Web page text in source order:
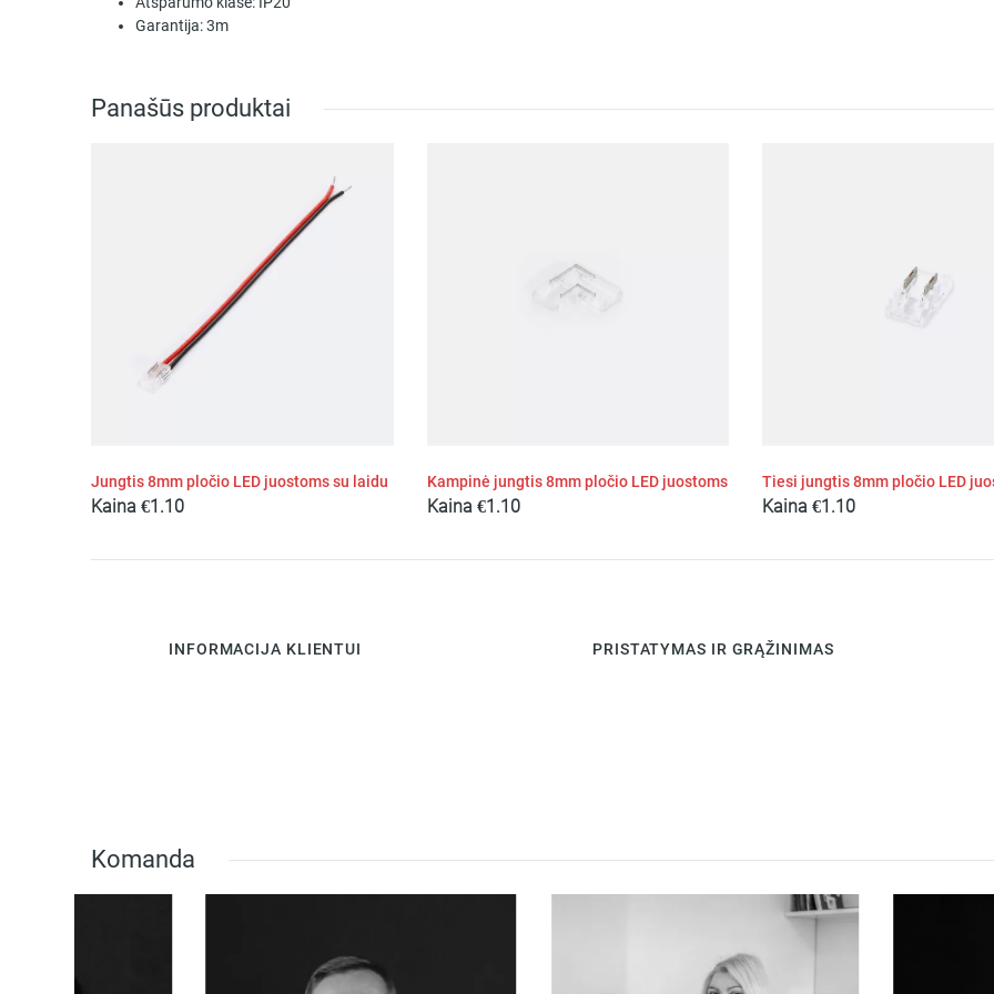
Garantija:3m
Panašūs produktai
Jungtis 8mm pločio LED juostoms su laidu
Kaina €1.10
Kampinė jungtis 8mm pločio LED juostoms
Kaina €1.10
Tiesi jungtis 8mm pločio LED
Kaina €1.10
INFORMACIJA KLIENTUI PRISTATYMAS IR GRĄŽINIMAS
Komanda